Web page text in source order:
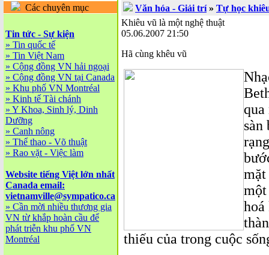
Các chuyên mục
Tin tức - Sự kiện
» Tin quốc tế
» Tin Việt Nam
» Cộng đồng VN hải ngoại
» Cộng đồng VN tại Canada
» Khu phố VN Montréal
» Kinh tế Tài chánh
» Y Khoa, Sinh lý, Dinh
Dưỡng
» Canh nông
» Thể thao - Võ thuật
» Rao vặt - Việc làm
Website tiếng Việt lớn nhất
Canada email:
vietnamville@sympatico.ca
» Cần mời nhiều thương gia
VN từ khắp hoàn cầu để
phát triễn khu phố VN
Montréal
Văn hóa - Giải trí» Tự học
Khiêu vũ là một nghệ thuật
05.06.2007 21:50
Hã cùng khêu vũ
qua
sàn
mặt
thiếu của trong cuộc